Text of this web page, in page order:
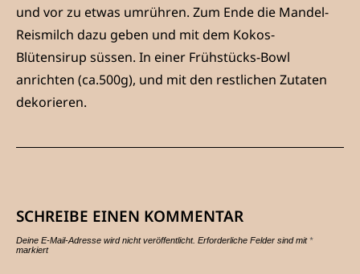
und vor zu etwas umrühren. Zum Ende die Mandel-
Reismilch dazu geben und mit dem Kokos-
Blütensirup süssen. In einer Frühstücks-Bowl
anrichten (ca.500g), und mit den restlichen Zutaten
dekorieren.
SCHREIBE EINEN KOMMENTAR
Deine E-Mail-Adresse wird nicht veröffentlicht. Erforderliche Felder sind mit*
markiert